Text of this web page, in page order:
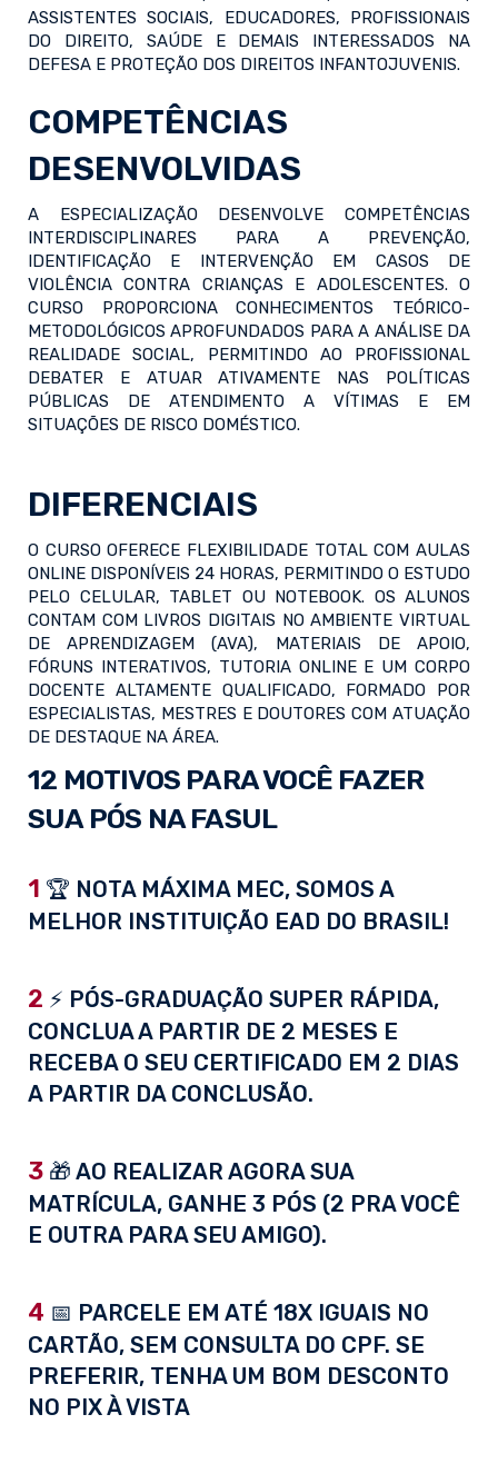
ASSISTENTES SOCIAIS, EDUCADORES, PROFISSIONAIS
DO DIREITO, SAÚDE E DEMAIS INTERESSADOS NA
DEFESA E PROTEÇÃO DOS DIREITOS INFANTOJUVENIS.
COMPETÊNCIAS
DESENVOLVIDAS
A ESPECIALIZAÇÃO DESENVOLVE COMPETÊNCIAS
INTERDISCIPLINARES PARA A PREVENÇÃO,
IDENTIFICAÇÃO E INTERVENÇÃO EM CASOS DE
VIOLÊNCIA CONTRA CRIANÇAS E ADOLESCENTES. O
CURSO PROPORCIONA CONHECIMENTOS TEÓRICO-
METODOLÓGICOS APROFUNDADOS PARA A ANÁLISE DA
REALIDADE SOCIAL, PERMITINDO AO PROFISSIONAL
DEBATER E ATUAR ATIVAMENTE NAS POLÍTICAS
PÚBLICAS DE ATENDIMENTO A VÍTIMAS E EM
SITUAÇÕES DE RISCO DOMÉSTICO.
DIFERENCIAIS
O CURSO OFERECE FLEXIBILIDADE TOTAL COM AULAS
ONLINE DISPONÍVEIS 24 HORAS, PERMITINDO O ESTUDO
PELO CELULAR, TABLET OU NOTEBOOK. OS ALUNOS
CONTAM COM LIVROS DIGITAIS NO AMBIENTE VIRTUAL
DE APRENDIZAGEM (AVA), MATERIAIS DE APOIO,
FÓRUNS INTERATIVOS, TUTORIA ONLINE E UM CORPO
DOCENTE ALTAMENTE QUALIFICADO, FORMADO POR
ESPECIALISTAS, MESTRES E DOUTORES COM ATUAÇÃO
DE DESTAQUE NA ÁREA.
12 MOTIVOS PARA VOCÊ FAZER
SUA PÓS NA FASUL
1 🏆 NOTA MÁXIMA MEC, SOMOS A
MELHOR INSTITUIÇÃO EAD DO BRASIL!
2 ⚡ PÓS-GRADUAÇÃO SUPER RÁPIDA,
CONCLUA A PARTIR DE 2 MESES E
RECEBA O SEU CERTIFICADO EM 2 DIAS
A PARTIR DA CONCLUSÃO.
3 🎁 AO REALIZAR AGORA SUA
MATRÍCULA, GANHE 3 PÓS (2 PRA VOCÊ
E OUTRA PARA SEU AMIGO).
4 📅 PARCELE EM ATÉ 18X IGUAIS NO
CARTÃO, SEM CONSULTA DO CPF. SE
PREFERIR, TENHA UM BOM DESCONTO
NO PIX À VISTA